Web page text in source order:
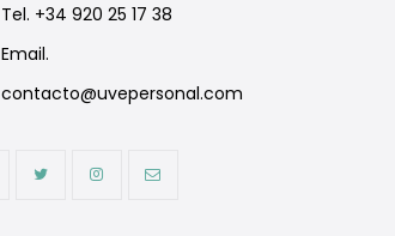
Tel. +34 920 25 17 38
Email.
contacto@uvepersonal.com